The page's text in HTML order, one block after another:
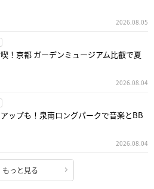
2026.08.05
！京都 ガーデンミュージアム比叡で夏
2026.08.04
ップも！泉南ロングパークで音楽とBB
2026.08.04
もっと見る